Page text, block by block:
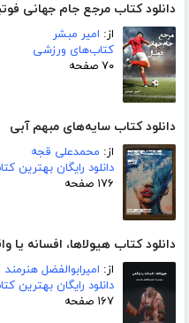
دانلود کتاب مرجع جام جهانی
از: امیر مبشر
کتاب‌های ورزشی
۷۰ صفحه
دانلود کتاب سایه‌های مبهم آبی
از: محمدعلی قجه
دانلود رایگان بهترین
۱۷۶ صفحه
دانلود کتاب هیولاها، افسانه یا
از: امیرابوالفضل هنرمند
دانلود رایگان بهترین
۱۶۷ صفحه